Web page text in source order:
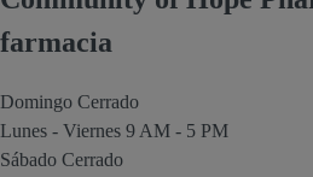
farmacia
Domingo Cerrado
Lunes - Viernes 9 AM - 5 PM
Sábado Cerrado